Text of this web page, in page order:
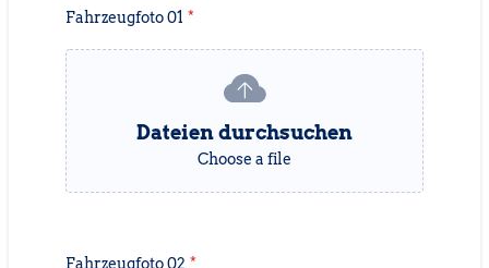
Fahrzeugfoto 01 *
Dateien durchsuchen
Choose a file
Fahrzeugfoto 02 *